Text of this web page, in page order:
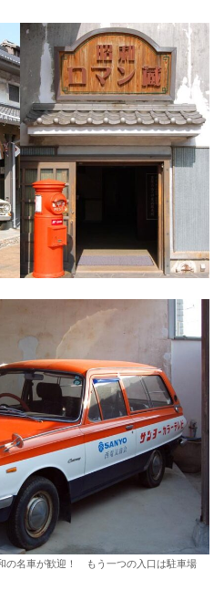
の名車が歓迎！ もう一つの入口は駐車場